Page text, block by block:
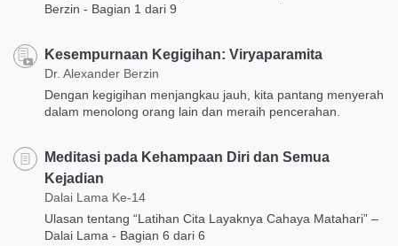
Berzin - Bagian 1 dari 9
Kesempurnaan Kegigihan: Viryaparamita
Dr. Alexander Berzin
Dengan kegigihan menjangkau jauh, kita pantang menyerah
dalam menolong orang lain dan meraih pencerahan.
Meditasi pada Kehampaan Diri dan Semua
Kejadian
Dalai Lama Ke-14
Ulasan tentang “Latihan Cita Layaknya Cahaya Matahari” –
Dalai Lama - Bagian 6 dari 6